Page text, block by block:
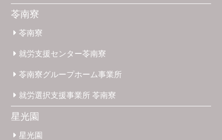
苓南寮
苓南寮
就労支援センター苓南寮
苓南寮グループホーム事業所
就労選択支援事業所苓南寮
星光園
星光園